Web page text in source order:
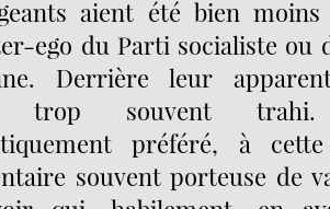
aient été bien
ego du Parti socialiste ou
Derrière leur
trop souvent
préféré, à
souvent porteuse de